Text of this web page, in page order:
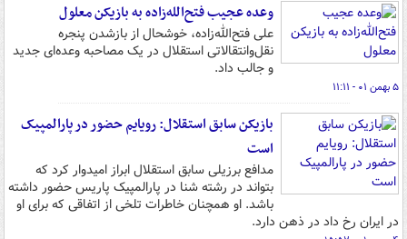
وعده عجیب فتح‌الله‌زاده به بازیکن معلول
علی فتح‌الله‌زاده، خوشحال از بازشدن پنجره
نقل‌وانتقالاتی استقلال در یک مصاحبه وعده‌ای جدید
و جالب داد.
۵ بهمن ۰۱ - ۱۱:۱۱
بازیکن سابق استقلال: رویایم حضور در پارالمپیک
است
مدافع برزیلی سابق استقلال ابراز امیدوار کرد که
بتواند در رشته شنا در پارالمپیک پاریس حضور داشته
باشد. او همچنان خاطرات تلخی از اتفاقی که برای او
در ایران رخ داد در ذهن دارد.